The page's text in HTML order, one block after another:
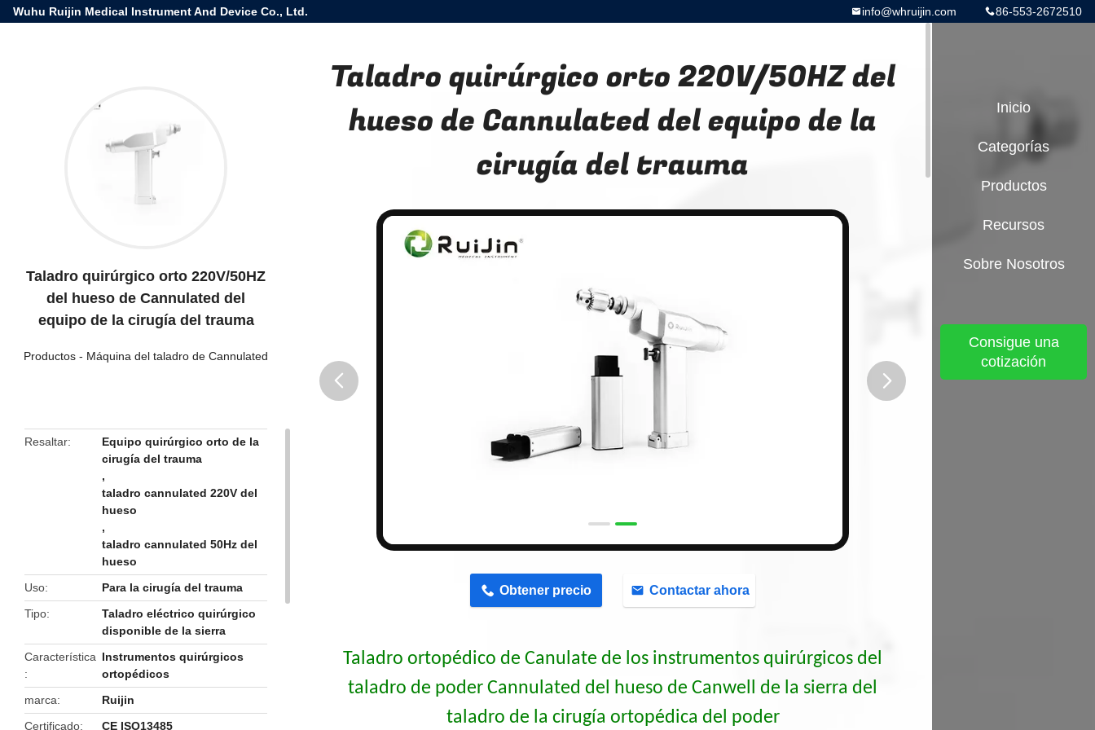
Wuhu Ruijin Medical Instrument And Device Co., Ltd. 86-553-2672510
info@whruijin.com
Taladro quirúrgico orto 220V/50HZ
del hueso de Cannulated del
equipo de la cirugía del trauma
Productos - Máquina del taladro de Cannulated
Resaltar
Equipo quirúrgico orto de la
cirugía del trauma
,
taladro cannulated 220V del
hueso
,
taladro cannulated 50Hz del
hueso
Uso
Para la cirugía del trauma
Tipo
Taladro eléctrico quirúrgico
disponible de la sierra
Característica Instrumentos quirúrgicos
ortopédicos
marca
Ruijin
Certificado
CE ISO13485
Taladro quirúrgico orto 220V/50HZ del
hueso de Cannulated del equipo de la
cirugía del trauma
Obtener precio Contactar ahora
Taladro ortopédico de Canulate de los instrumentos quirúrgicos del
taladro de poder Cannulated del hueso de Canwell de la sierra del
taladro de la cirugía ortopédica del poder
Inicio
Categorías
Productos
Recursos
Sobre Nosotros
Consigue una
cotización